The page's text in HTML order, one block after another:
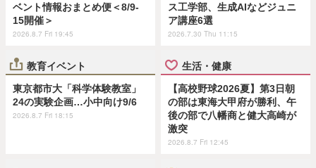
ベント情報おまとめ便＜8/9-
15開催＞
2026.8.7 Fri 19:45
ス工学部、生成AIなどジュニ
ア講座6選
2026.7.30 Thu 11:15
教育イベント
東京都市大「科学体験教室」
24の実験企画…小中向け9/6
2026.8.7 Fri 18:15
生活・健康
【高校野球2026夏】第3日朝
の部は東海大甲府が勝利、午
後の部で八幡商と健大高崎が
激突
2026.8.7 Fri 12:45